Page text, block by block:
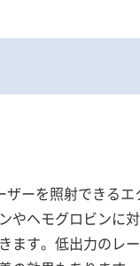
ーを照射できる
やヘモグロビン
ます。低出力の